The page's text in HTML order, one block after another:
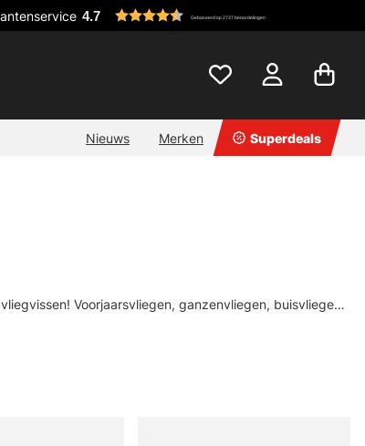
4.7 Gebaseerd op 2737 beoordelingen
Nieuws Merken Superdeals
Voorjaarsvliegen, ganzenvliegen, buisvliegen,
en dat het van hoge kwaliteit is! Als je niet zeker weet